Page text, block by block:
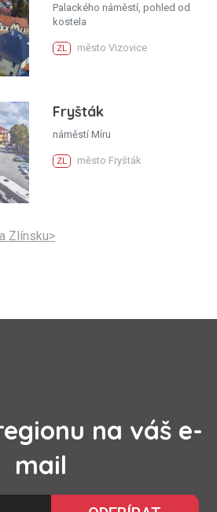
Palackého náměstí, pohled od
kostela
ZL město Vizovice
Fryšták
náměstí Míru
ZL město Fryšták
Zlínsku>
na váš e-
mail